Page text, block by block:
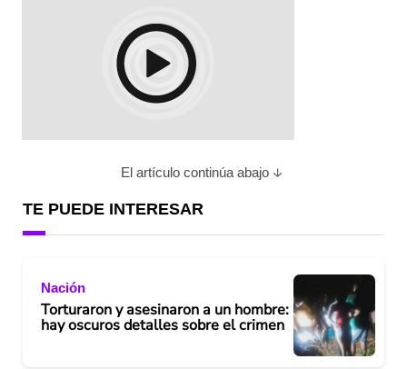
El artículo continúa abajo
TE PUEDE INTERESAR
Nación
Torturaron y asesinaron a un hombre:
hay oscuros detalles sobre el crimen